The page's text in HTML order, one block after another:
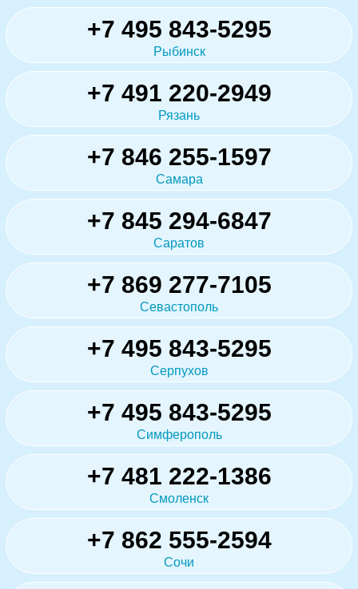
+7 495 843-5295
Рыбинск
+7 491 220-2949
Рязань
+7 846 255-1597
Самара
+7 845 294-6847
Саратов
+7 869 277-7105
Севастополь
+7 495 843-5295
Серпухов
+7 495 843-5295
Симферополь
+7 481 222-1386
Смоленск
+7 862 555-2594
Сочи